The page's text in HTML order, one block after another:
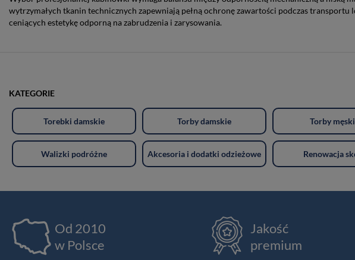
wytrzymałych tkanin technicznych zapewniają pełną ochronę zawartości podczas
ceniących estetykę odporną na zabrudzenia i zarysowania.
KATEGORIE
Torebki damskie Torby damskie Torby
Walizki podróżne Akcesoria i dodatki odzieżowe Renowacja
Od 2010
w Polsce
Jakość
premium